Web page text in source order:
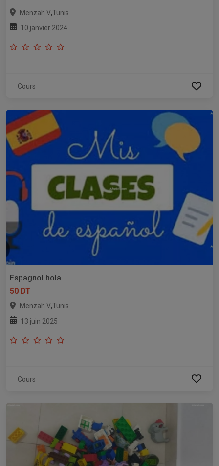
Menzah V,Tunis
10 janvier 2024
Cours
Espagnol hola
50 DT
Menzah V,Tunis
13 juin 2025
Cours